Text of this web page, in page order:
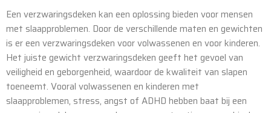
Een verzwaringsdeken kan een oplossing bieden voor mensen
met slaapproblemen. Door de verschillende maten en gewichten
is er een verzwaringsdeken voor volwassenen en voor kinderen.
Het juiste gewicht verzwaringsdeken geeft het gevoel van
veiligheid en geborgenheid, waardoor de kwaliteit van slapen
toeneemt. Vooral volwassenen en kinderen met
slaapproblemen, stress, angst of ADHD hebben baat bij een